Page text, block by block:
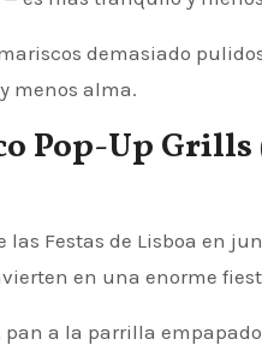
demasiado
menos alma.
Pop-Up
Festas de Lisboa en
en una enorme
pan a la parrilla